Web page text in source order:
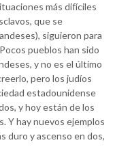
más difíciles
que se
siguieron para
pueblos han sido
y no es el último
pero los judíos
estadounidense
y hoy están de los
Y hay nuevos ejemplos
duro y ascenso en dos,